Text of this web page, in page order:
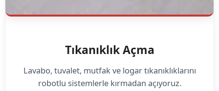
Tıkanıklık Açma
Lavabo, tuvalet, mutfak ve logar tıkanıklıklarını
robotlu sistemlerle kırmadan açıyoruz.